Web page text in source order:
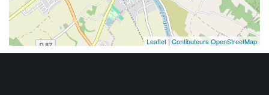
Leaflet |Contibuteurs OpenStreetMap